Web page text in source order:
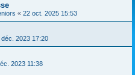
« 22 oct. 2025 15:53
déc. 2023 17:20
2023 11:38